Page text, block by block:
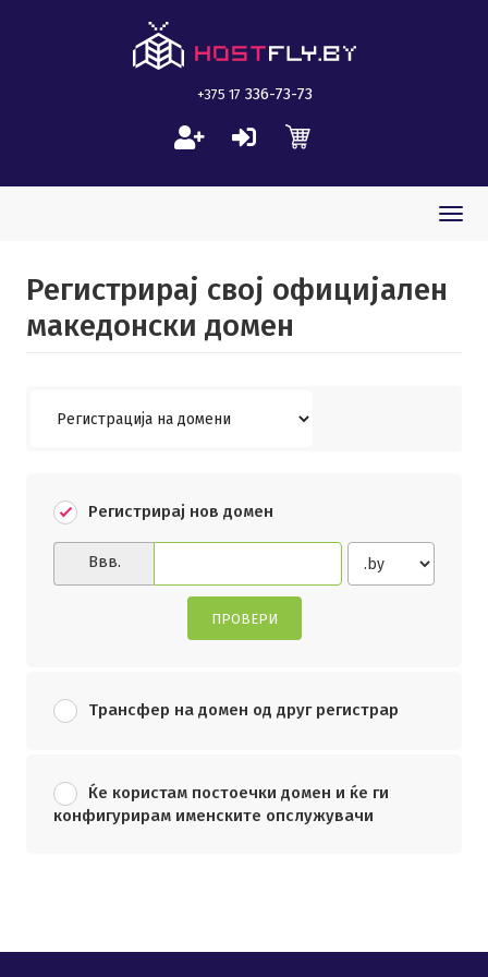
+375 17 336-73-73
Регистрирај свој официјален
македонски домен
Регистрирај нов домен
Ввв.
ПРОВЕРИ
Трансфер на домен од друг регистрар
Ќе користам постоечки домен и ќе ги
конфигурирам именските опслужувачи